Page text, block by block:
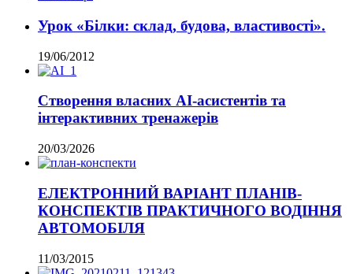
Урок «Білки: склад, будова, властивості».
19/06/2012
Створення власних AI-асистентів та
інтерактивних тренажерів
20/03/2026
ЕЛЕКТРОННИЙ ВАРІАНТ ПЛАНІВ-
КОНСПЕКТІВ ПРАКТИЧНОГО ВОДІННЯ
АВТОМОБІЛЯ
11/03/2015